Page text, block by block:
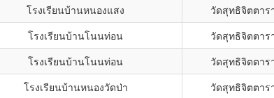
โรงเรียนบ้านหนองแสง วัดสุทธิจิตตาร
โรงเรียนบ้านโนนท่อน วัดสุทธิจิตตาร
โรงเรียนบ้านโนนท่อน วัดสุทธิจิตตาร
โรงเรียนบ้านหนองวัดป่า วัดสุทธิจิตตาร